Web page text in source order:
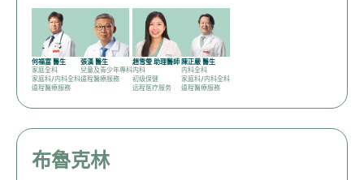
何福富 醫生
家庭全科
家庭科/内科全科
遠程醫療服務
張漢 醫生
兒童及青少年專科
遠程醫療服務
趙雪瑩 助理醫師
内科
初级保健
远程医疗服务
陳正嚴 醫生
内科全科
家庭科/内科全科
遠程醫療服務
布魯克林